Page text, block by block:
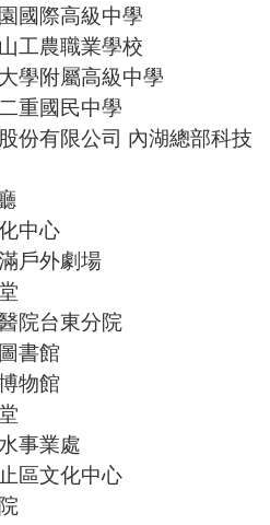
國際高級中學
工農職業學校
學附屬高級中學
重國民中學
份有限公司 內湖總部科技
中心
戶外劇場
院台東分院
書館
物館
事業處
區文化中心